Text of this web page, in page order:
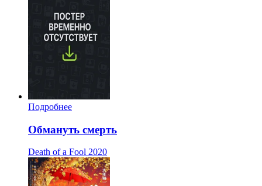
Подробнее
Обмануть смерть
Death of a Fool 2020